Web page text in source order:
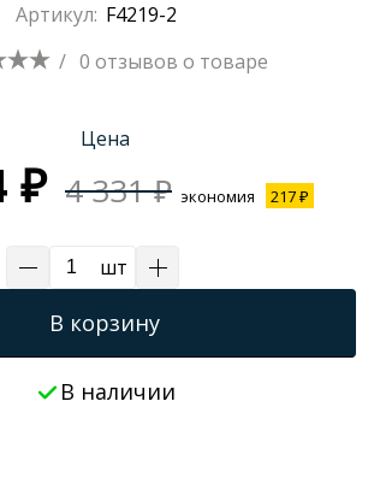
уголки и ограждения
Артикул: F4219-2
/ 0 отзывов о товаре
Цена
₽ 4 331 ₽ экономия 217 ₽
шт
В корзину
В наличии